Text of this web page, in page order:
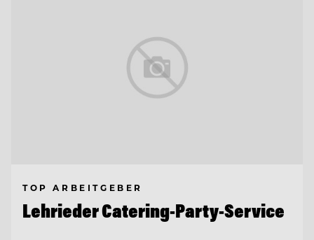
TOP ARBEITGEBER
Lehrieder Catering-Party-Service